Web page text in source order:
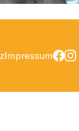
Impressum